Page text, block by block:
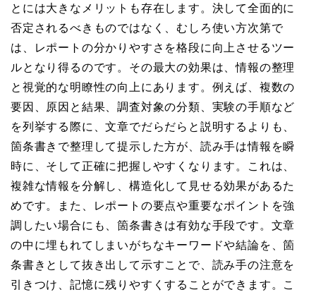
とには大きなメリットも存在します。決して全面的に
否定されるべきものではなく、むしろ使い方次第で
は、レポートの分かりやすさを格段に向上させるツー
ルとなり得るのです。その最大の効果は、情報の整理
と視覚的な明瞭性の向上にあります。例えば、複数の
要因、原因と結果、調査対象の分類、実験の手順など
を列挙する際に、文章でだらだらと説明するよりも、
箇条書きで整理して提示した方が、読み手は情報を瞬
時に、そして正確に把握しやすくなります。これは、
複雑な情報を分解し、構造化して見せる効果があるた
めです。また、レポートの要点や重要なポイントを強
調したい場合にも、箇条書きは有効な手段です。文章
の中に埋もれてしまいがちなキーワードや結論を、箇
条書きとして抜き出して示すことで、読み手の注意を
引きつけ、記憶に残りやすくすることができます。こ